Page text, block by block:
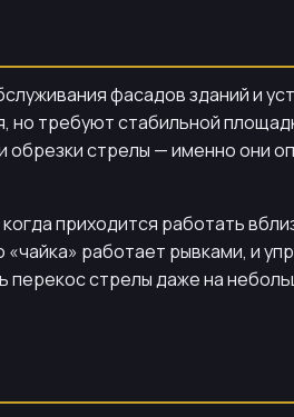
фасадов зданий и
но требуют стабильной
обрезки стрелы — именно они
приходится работать
работает рывками, и
перекос стрелы даже на